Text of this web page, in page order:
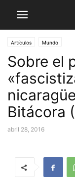
Artículos Mundo
Sobre el
Bitácora
abril 28, 2016